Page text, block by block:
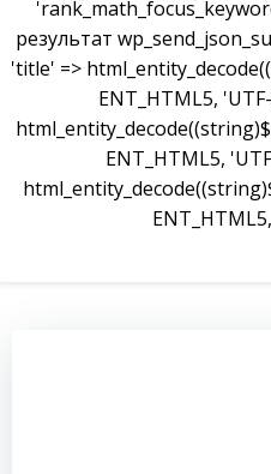
результат
'title' =>
ENT_HTML5,
ENT_HTML5,